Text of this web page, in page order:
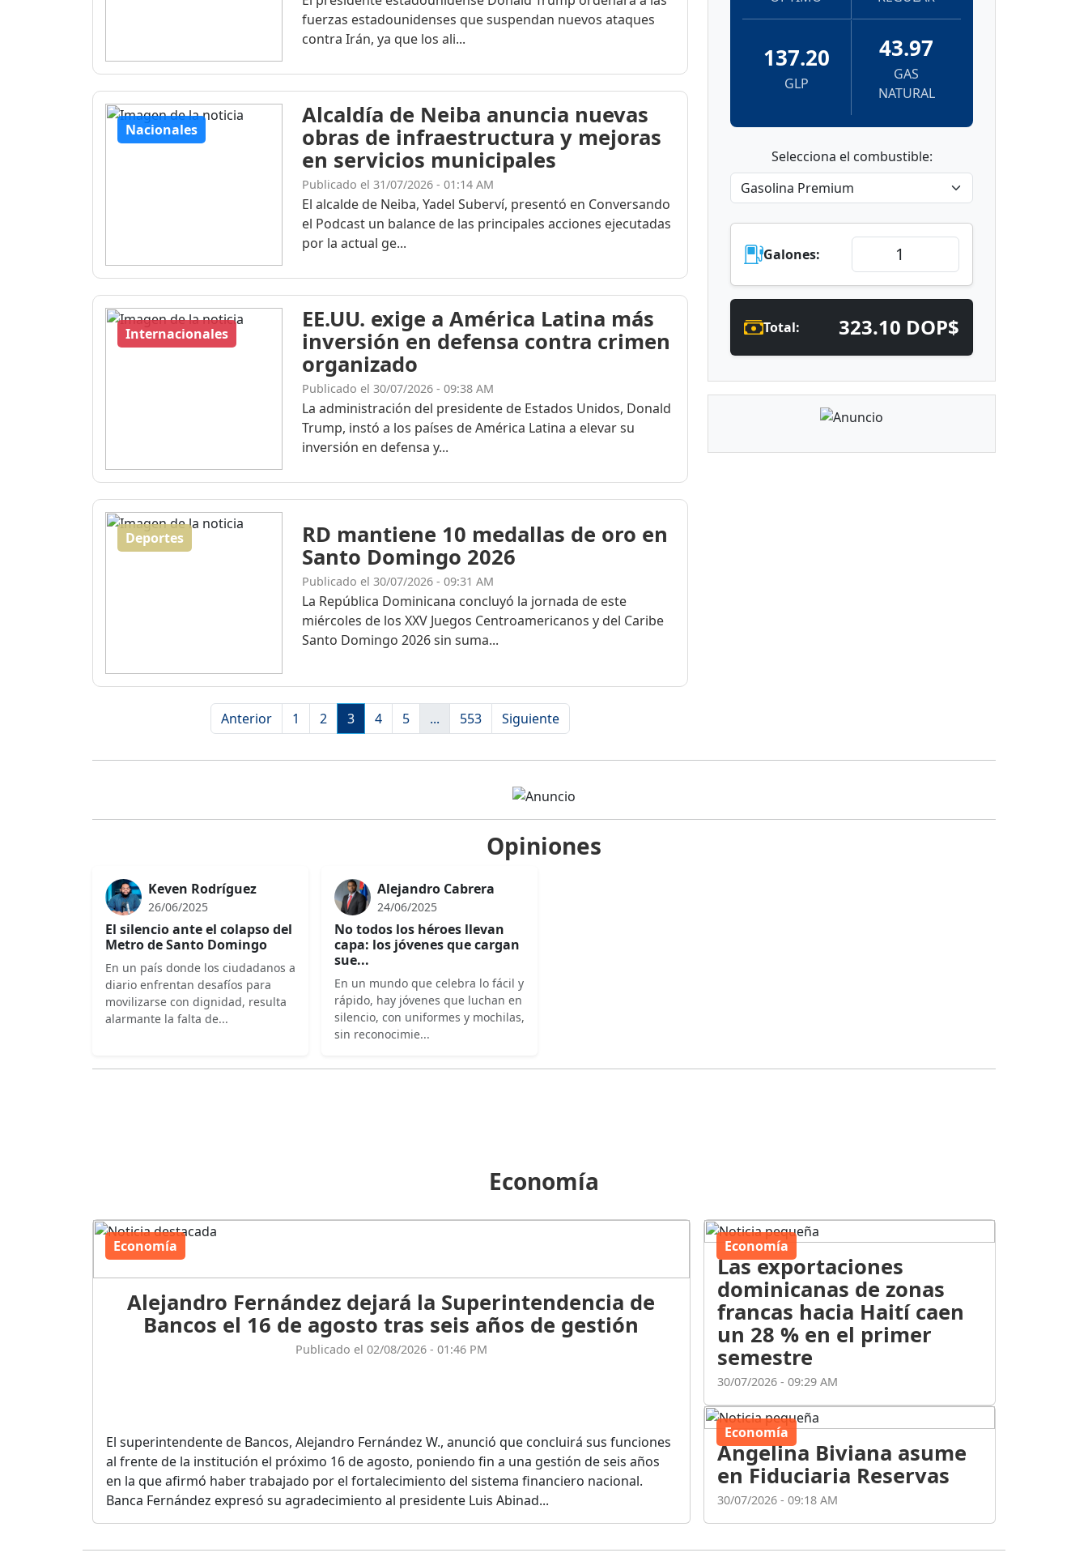
fuerzas estadounidenses que suspendan nuevos ataques
contra Irán, ya que los ali...
Nacionales
Alcaldía de Neiba anuncia nuevas
obras de infraestructura y mejoras
en servicios municipales
Publicado el 31/07/2026 - 01:14 AM
El alcalde de Neiba, Yadel Suberví, presentó en Conversando
el Podcast un balance de las principales acciones ejecutadas
por la actual ge...
Internacionales
EE.UU. exige a América Latina más
inversión en defensa contra crimen
organizado
Publicado el 30/07/2026 - 09:38 AM
La administración del presidente de Estados Unidos, Donald
Trump, instó a los países de América Latina a elevar su
inversión en defensa y...
Deportes
RD mantiene 10 medallas de oro en
Santo Domingo 2026
Publicado el 30/07/2026 - 09:31 AM
La República Dominicana concluyó la jornada de este
miércoles de los XXV Juegos Centroamericanos y del Caribe
Santo Domingo 2026 sin suma...
Anterior 1 2 3 4 5 ... 553 Siguiente
137.20
GLP
43.97
GAS
NATURAL
Selecciona el combustible:
Galones:
Total: 323.10 DOP$
Opiniones
Keven Rodríguez
26/06/2025
El silencio ante el colapso del
Metro de Santo Domingo
En un país donde los ciudadanos a
diario enfrentan desafíos para
movilizarse con dignidad, resulta
alarmante la falta de...
Alejandro Cabrera
24/06/2025
No todos los héroes llevan
capa: los jóvenes que cargan
sue...
En un mundo que celebra lo fácil y
rápido, hay jóvenes que luchan en
silencio, con uniformes y mochilas,
sin reconocimie...
Economía
Economía
Alejandro Fernández dejará la Superintendencia de
Bancos el 16 de agosto tras seis años de gestión
Publicado el 02/08/2026 - 01:46 PM
El superintendente de Bancos, Alejandro Fernández W., anunció que concluirá sus funciones
al frente de la institución el próximo 16 de agosto, poniendo fin a una gestión de seis años
en la que afirmó haber trabajado por el fortalecimiento del sistema financiero nacional.
Banca Fernández expresó su agradecimiento al presidente Luis Abinad...
Economía
Las exportaciones
dominicanas de zonas
francas hacia Haití caen
un 28 % en el primer
semestre
30/07/2026 - 09:29 AM
Economía
Angelina Biviana asume
en Fiduciaria Reservas
30/07/2026 - 09:18 AM